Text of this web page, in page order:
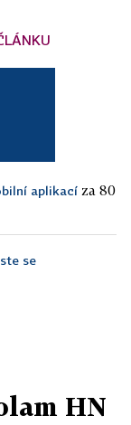
aplikací za 80
se
HN